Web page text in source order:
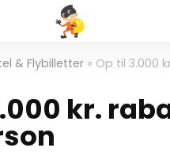
& Flybilletter » Op til 3.000
kr.